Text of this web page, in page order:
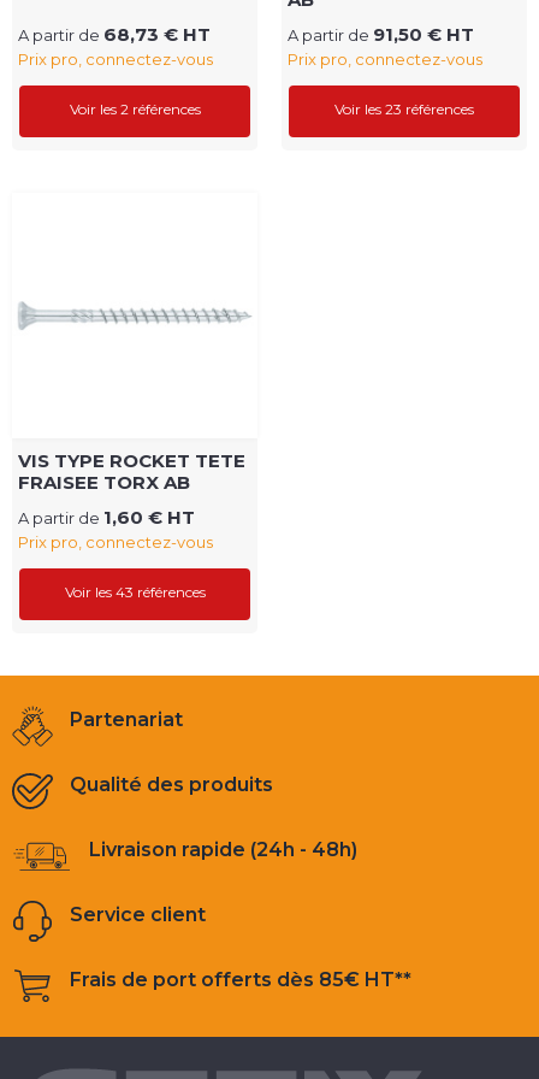
A partir de 68,73 € HT
Prix pro, connectez-vous
Voir les 2 références
A partir de 91,50 € HT
Prix pro, connectez-vous
Voir les 23 références
VIS TYPE ROCKET TETE
FRAISEE TORX AB
A partir de 1,60 € HT
Prix pro, connectez-vous
Voir les 43 références
Partenariat
Qualité des produits
Livraison rapide (24h - 48h)
Service client
Frais de port offerts dès 85€ HT**